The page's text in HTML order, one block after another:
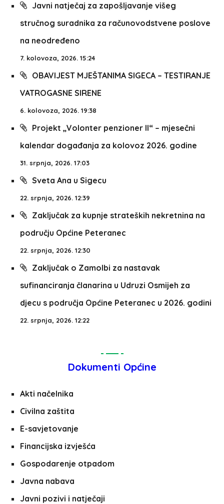
Javni natječaj za zapošljavanje višeg
stručnog suradnika za računovodstvene poslove
na neodređeno
7. kolovoza, 2026. 15:24
OBAVIJEST MJEŠTANIMA SIGECA – TESTIRANJE
VATROGASNE SIRENE
6. kolovoza, 2026. 19:38
Projekt „Volonter penzioner II“ – mjesečni
kalendar događanja za kolovoz 2026. godine
31. srpnja, 2026. 17:03
Sveta Ana u Sigecu
22. srpnja, 2026. 12:39
Zaključak za kupnje strateških nekretnina na
području Općine Peteranec
22. srpnja, 2026. 12:30
Zaključak o Zamolbi za nastavak
sufinanciranja članarina u Udruzi Osmijeh za
djecu s područja Općine Peteranec u 2026. godini
22. srpnja, 2026. 12:22
Dokumenti Općine
Akti načelnika
Civilna zaštita
E-savjetovanje
Financijska izvješća
Gospodarenje otpadom
Javna nabava
Javni pozivi i natječaji